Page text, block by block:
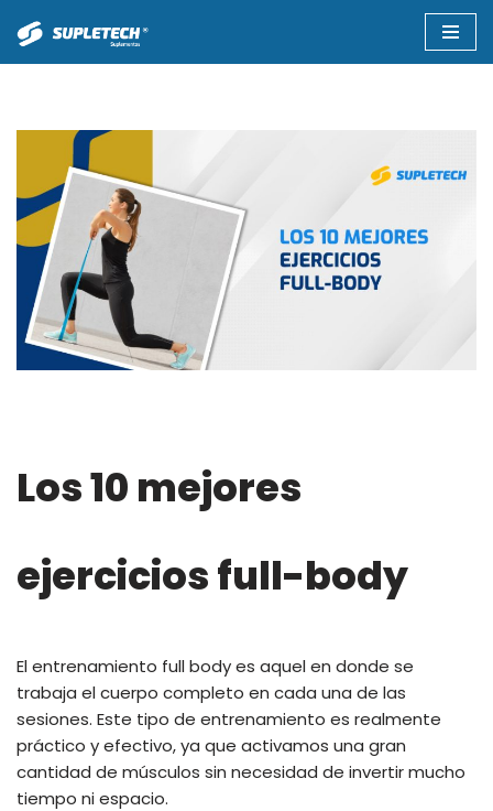
Saltar
Los 10 mejores
ejercicios full-body
El entrenamiento full body es aquel en donde se
trabaja el cuerpo completo en cada una de las
sesiones. Este tipo de entrenamiento es realmente
práctico y efectivo, ya que activamos una gran
cantidad de músculos sin necesidad de invertir mucho
tiempo ni espacio.